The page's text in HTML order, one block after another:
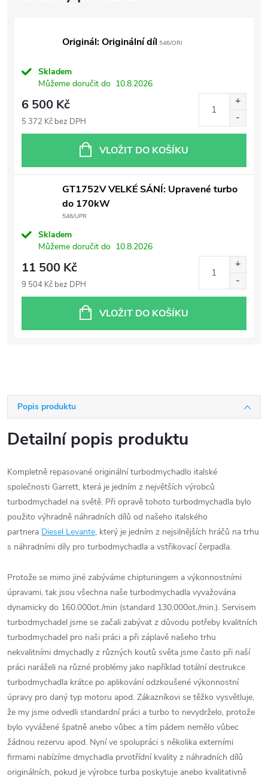
Originál: Originální díl 546/ORI
Skladem
Můžeme doručit do 10.8.2026
6 500 Kč
5 372 Kč bez DPH
VLOŽIT DO KOŠÍKU
GT1752V VELKÉ SÁNÍ: Upravené turbo
do 170kW
546/UPR
Skladem
Můžeme doručit do 10.8.2026
11 500 Kč
9 504 Kč bez DPH
VLOŽIT DO KOŠÍKU
Popis produktu
Detailní popis produktu
Kompletně repasované originální turbodmychadlo italské
společnosti Garrett, která je jedním z největších výrobců
turbodmychadel na světě. Při opravě tohoto turbodmychadla bylo
použito výhradně náhradních dílů od našeho italského
partnera Diesel Levante, který je jedním z nejsilnějších hráčů na trhu
s náhradními díly pro turbodmychadla a vstřikovací čerpadla.
Protože se mimo jiné zabýváme chiptuningem a výkonnostními
úpravami, tak jsou všechna naše turbodmychadla vyvažována
dynamicky do 160.000ot./min (standard 130.000ot./min.). Servisem
turbodmychadel jsme se začali zabývat z důvodu potřeby kvalitních
turbodmychadel pro naši práci a při záplavě našeho trhu
nekvalitními dmychadly z různých koutů světa jsme často při naší
práci naráželi na různé problémy jako například totální destrukce
turbodmychadla krátce po aplikování odzkoušené výkonnostní
úpravy pro daný typ motoru apod. Zákazníkovi se těžko vysvětluje,
že my jsme odvedli standardní práci a turbo to nevydrželo, protože
bylo vyvážené špatně anebo vůbec a tím pádem nemělo vůbec
žádnou rezervu apod. Nyní ve spolupráci s několika externími
firmami nabízíme dmychadla prvotřídní kvality z náhradních dílů
originálních, pokud je výrobce turba poskytuje anebo kvalitativně